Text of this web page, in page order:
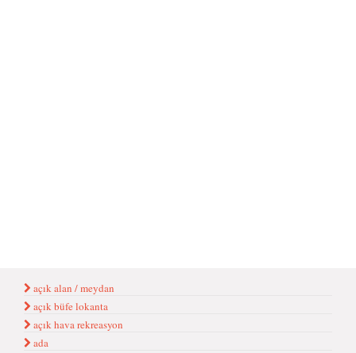
açık alan / meydan
açık büfe lokanta
açık hava rekreasyon
ada